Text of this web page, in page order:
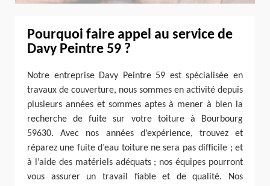
Pourquoi faire appel au service de
Davy Peintre 59 ?
Notre entreprise Davy Peintre 59 est spécialisée en
travaux de couverture, nous sommes en activité depuis
plusieurs années et sommes aptes à mener à bien la
recherche de fuite sur votre toiture à Bourbourg
59630. Avec nos années d’expérience, trouvez et
réparez une fuite d’eau toiture ne sera pas difficile ; et
à l’aide des matériels adéquats ; nos équipes pourront
vous assurer un travail fiable et de qualité. Nos